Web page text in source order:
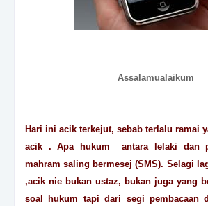
Assalamualaikum
Hari ini acik terkejut, sebab terlalu ramai
acik . Apa hukum antara lelaki dan
mahram saling bermesej (SMS). Selagi
,acik nie bukan ustaz, bukan juga yang
soal hukum tapi dari segi pembacaan